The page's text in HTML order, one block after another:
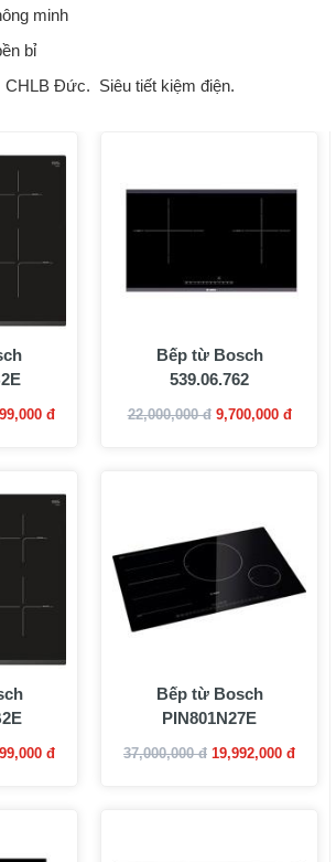
minh
bỉ
Đức. Siêu tiết kiệm điện.
đ
Bếp từ Bosch
539.06.762
22,000,000 đ 9,700,000 đ
đ
Bếp từ Bosch
PIN801N27E
37,000,000 đ 19,992,000 đ